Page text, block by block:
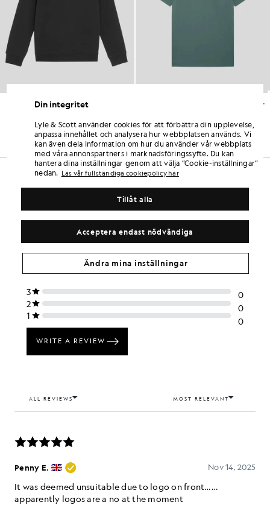
Tröja med rund hals och präglad örn
BARNKLÄDER
T-shirt i bomull med rund hals för vardagsbruk
+3
Din integritet
Lyle & Scott använder cookies för att förbättra din upplevelse,
anpassa innehållet och analysera hur webbplatsen används. Vi
kan även dela information om hur du använder vår webbplats
med våra annonspartners i marknadsföringssyfte. Du kan
hantera dina inställningar genom att välja ”Cookie-inställningar”
nedan.
Läs vår fullständiga cookiepolicy här
Acceptera endast nödvändiga
Tillåt alla
Ändra mina inställningar